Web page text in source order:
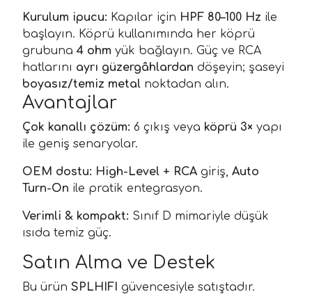
Kurulum ipucu: Kapılar için HPF 80–100 Hz ile
başlayın. Köprü kullanımında her köprü
grubuna 4 ohm yük bağlayın. Güç ve RCA
hatlarını ayrı güzergâhlardan döşeyin; şaseyi
boyasız/temiz metal noktadan alın.
Avantajlar
Çok kanallı çözüm: 6 çıkış veya köprü 3× yapı
ile geniş senaryolar.
OEM dostu: High-Level + RCA giriş, Auto
Turn-On ile pratik entegrasyon.
Verimli & kompakt: Sınıf D mimariyle düşük
ısıda temiz güç.
Satın Alma ve Destek
Bu ürün SPLHIFI güvencesiyle satıştadır.